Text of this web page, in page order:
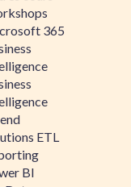
365
ETL
BI